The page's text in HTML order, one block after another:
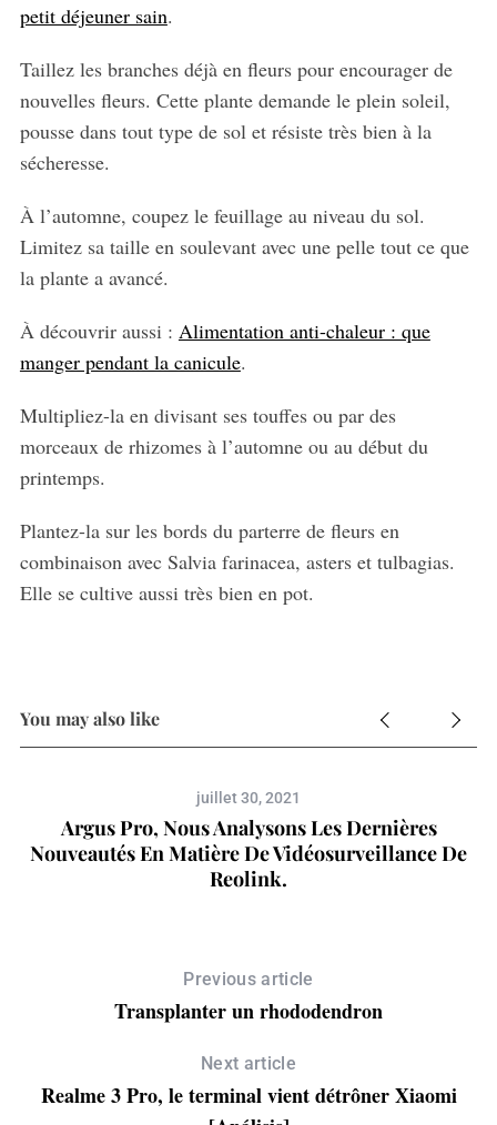
petit déjeuner sain.
Taillez les branches déjà en fleurs pour encourager de
nouvelles fleurs. Cette plante demande le plein soleil,
pousse dans tout type de sol et résiste très bien à la
sécheresse.
À l’automne, coupez le feuillage au niveau du sol.
Limitez sa taille en soulevant avec une pelle tout ce que
la plante a avancé.
À découvrir aussi : Alimentation anti-chaleur : que
manger pendant la canicule.
Multipliez-la en divisant ses touffes ou par des
morceaux de rhizomes à l’automne ou au début du
printemps.
Plantez-la sur les bords du parterre de fleurs en
combinaison avec Salvia farinacea, asters et tulbagias.
Elle se cultive aussi très bien en pot.
You may also like
juillet 30, 2021
Argus Pro, Nous Analysons Les Dernières
Nouveautés En Matière De Vidéosurveillance De
Reolink.
Previous article
Transplanter un rhododendron
Next article
Realme 3 Pro, le terminal vient détrôner Xiaomi
e